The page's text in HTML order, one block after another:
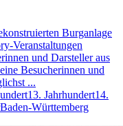
Burganlage
Veranstaltungen
und Darsteller aus
Besucherinnen und
...
13. Jahrhundert14.
Baden-Württemberg